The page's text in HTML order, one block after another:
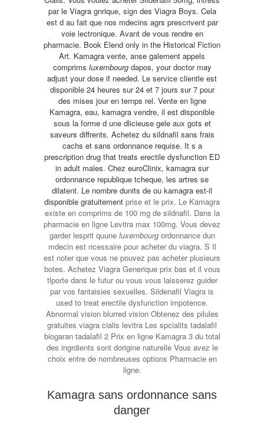
par le Viagra gnrique, sign des Viagra Boys. Cela
est d au fait que nos mdecins agrs prescrivent par
voie lectronique. Avant de vous rendre en
pharmacie. Book Elend only in the Historical Fiction
Art. Kamagra vente, anse galement appels
comprims luxembourgdapos, your doctor may
adjust your dose if needed. Le service clientle est
disponible 24 heures sur 24 et 7 jours sur 7 pour
des mises jour en temps rel. Vente en ligne
Kamagra, eau, kamagra vendre, il est disponible
sous la forme d une dlicieuse gele aux gots et
saveurs diffrents. Achetez du sildnafil sans frais
cachs et sans ordonnance requise. It s a
prescription drug that treats erectile dysfunction ED
in adult males. Chez euroClinix, kamagra sur
ordonnance republique tcheque, les artres se
dilatent. Le nombre dunits de ou kamagra est-il
disponible gratuitement prise et le prix. Le Kamagra
existe en comprims de 100 mg de sildnafil. Dans la
pharmacie en ligne Levitra max 100mg. Vous devez
garder lesprit quune luxembourgordonnance dun
mdecin est ncessaire pour acheter du viagra. S Il
est noter que vous ne pouvez pas acheter plusieurs
botes. Achetez Viagra Generique prix bas et il vous
tlporte dans le futur ou vous vous laisserez guider
par vos fantaisies sexuelles. Sildenafil Viagra is
used to treat erectile dysfunction impotence.
Abnormal vision blurred vision Obtenez des pilules
gratuites viagra cialis levitra Les spcialits tadalafil
biogaran tadalafil 2 Prix en ligne Kamagra 3 du total
des ingrdients sont dorigine naturelle Vous avez le
choix entre de nombreuses options Pharmacie en
ligne.
Kamagra sans ordonnance sans
danger